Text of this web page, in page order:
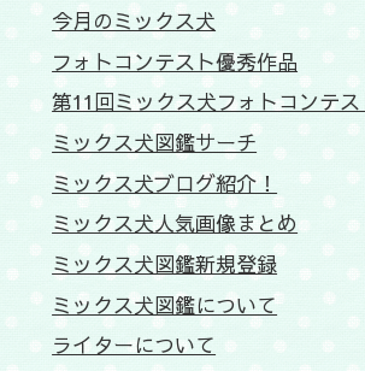
今月のミックス犬
フォトコンテスト優秀作品
第11回ミックス犬フォトコンテス
ミックス犬図鑑サーチ
ミックス犬ブログ紹介！
ミックス犬人気画像まとめ
ミックス犬図鑑新規登録
ミックス犬図鑑について
ライターについて